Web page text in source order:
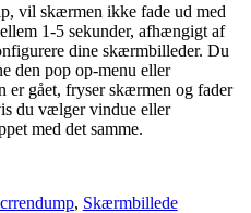
vil skærmen ikke fade ud med
1-5 sekunder, afhængigt af
dine skærmbilleder. Du
den pop op-menu eller
gået, fryser skærmen og fader
du vælger vindue eller
med det samme.
, Skærmbillede